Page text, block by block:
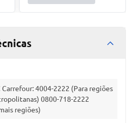
Carrefour: 4004-2222 (Para regiões
0800-718-2222
regiões)